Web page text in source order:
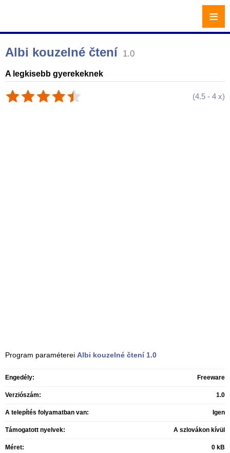
Albi kouzelné čtení 1.0
A legkisebb gyerekeknek
(4.5 - 4 x)
Program paraméterei Albi kouzelné čtení 1.0
Engedély: Freeware
Verziószám: 1.0
A telepítés folyamatban van: Igen
Támogatott nyelvek: A szlovákon kívül
Méret: 0 kB
≡